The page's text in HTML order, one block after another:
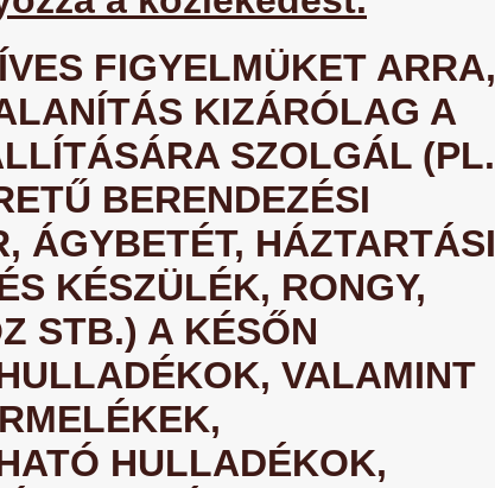
FIGYELMÜKET ARRA,
KIZÁRÓLAG A
SZOLGÁL (PL.
BERENDEZÉSI
ÁGYBETÉT, HÁZTARTÁSI
KÉSZÜLÉK, RONGY,
STB.) A KÉSŐN
VALAMINT
HULLADÉKOK,